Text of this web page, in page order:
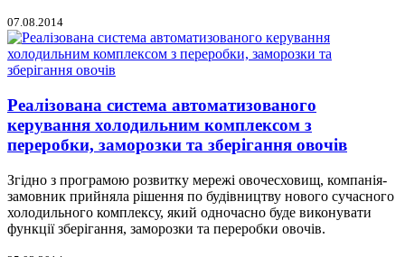
07.08.2014
Реалізована система автоматизованого
керування холодильним комплексом з
переробки, заморозки та зберігання овочів
Згідно з програмою розвитку мережі овочесховищ, компанія-
замовник прийняла рішення по будівництву нового сучасного
холодильного комплексу, який одночасно буде виконувати
функції зберігання, заморозки та переробки овочів.